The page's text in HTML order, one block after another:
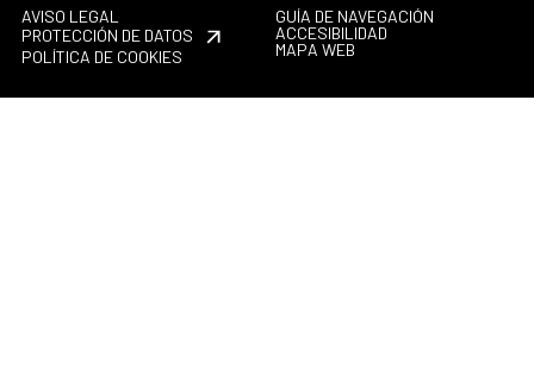
AVISO LEGAL
PROTECCIÓN DE DATOS
POLÍTICA DE COOKIES
GUÍA DE NAVEGACIÓN
ACCESIBILIDAD
MAPA WEB